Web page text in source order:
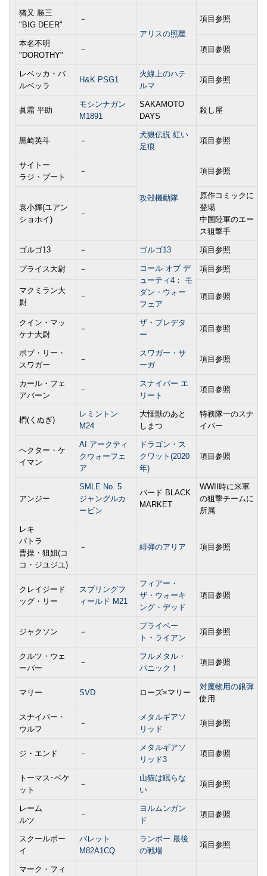
猪又 勝三
"BIG DEER"
－
アリスの照星
項目参照
本名不明
"DOROTHY"
－ 項目参照
レベッカ・バ
ルベッラ
H&K PSG1
火線上のハテ
ルマ
項目参照
眞霜 平助
モシンナガン
M1891
SAKAMOTO
DAYS
殺し屋
黒崎英斗 －
犬狼伝説 紅い
足痕
項目参照
サイトー
ラジ・プート
－
攻殻機動隊
項目参照
袁小輝(ユアン
ショホイ)
－
原作コミックに
登場
中国陸軍のエー
ス狙撃手
ゴルゴ13 － ゴルゴ13 項目参照
プライス大尉 －
コール オブ デ
ューティ4： モ
ダン・ウォー
フェア
項目参照
マクミラン大
尉
－ 項目参照
クイン・マッ
ケナ大尉
－
ザ・プレデタ
ー
項目参照
ボブ・リー・
スワガー
－
スワガー・サ
ーガ
項目参照
カール・フェ
アバーン
－
スナイパー エ
リート
項目参照
椚(くぬぎ)
レミントン
M24
大怪獣のあと
しまつ
特務隊一のスナ
イパー
ヘクター・ケ
イマン
AI アークティ
クウォーフェ
ア
ドラゴン・ス
クワット(2020
年)
項目参照
アンジー
SMLE No. 5
ジャングルカ
ービン
バード BLACK
MARKET
WWII時に米軍
の狙撃チームに
所属
レキ
パトラ
曹操・狙姐(コ
コ・ジユジユ)
－ 緋弾のアリア 項目参照
クレイジード
ッグ・リー
スプリングフ
ィールド M21
フィアー・
ザ・ウォーキ
ング・デッド
項目参照
ジャクソン －
プライベー
ト・ライアン
項目参照
クルツ・ウェ
ーバー
－
フルメタル・
パニック！
項目参照
マリー SVD ローズ×マリー
対魔物用の銀弾
使用
スナイパー・
ウルフ
－
メタルギアソ
リッド
項目参照
ジ・エンド －
メタルギアソ
リッド3
項目参照
トーマス･ベケ
ット
－
山猫は眠らな
い
項目参照
レーム
ルツ
－
ヨルムンガン
ド
項目参照
スクールボー
イ
バレット
M82A1CQ
ランボー 最後
の戦場
項目参照
マーク・フィ